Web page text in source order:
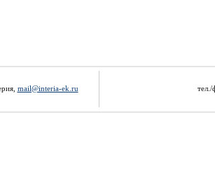
mail@interia-ek.ru